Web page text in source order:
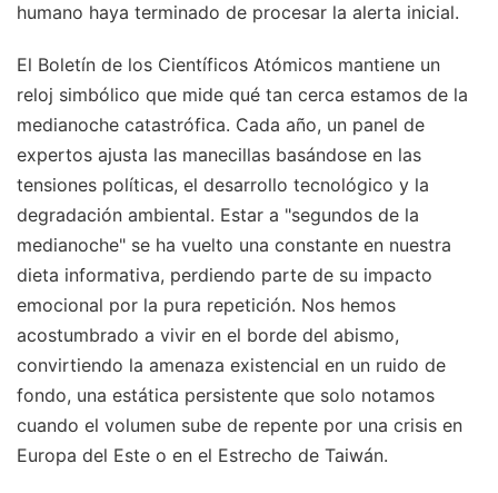
humano haya terminado de procesar la alerta inicial.
El Boletín de los Científicos Atómicos mantiene un
reloj simbólico que mide qué tan cerca estamos de la
medianoche catastrófica. Cada año, un panel de
expertos ajusta las manecillas basándose en las
tensiones políticas, el desarrollo tecnológico y la
degradación ambiental. Estar a "segundos de la
medianoche" se ha vuelto una constante en nuestra
dieta informativa, perdiendo parte de su impacto
emocional por la pura repetición. Nos hemos
acostumbrado a vivir en el borde del abismo,
convirtiendo la amenaza existencial en un ruido de
fondo, una estática persistente que solo notamos
cuando el volumen sube de repente por una crisis en
Europa del Este o en el Estrecho de Taiwán.